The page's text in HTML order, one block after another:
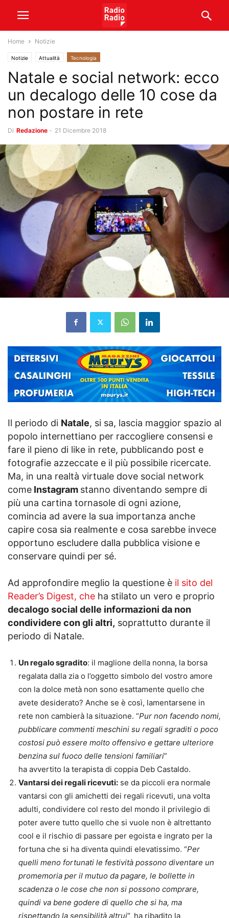
Home Notizie
Notizie Attualità Tecnologia
Natale e social network: ecco
un decalogo delle 10 cose da
non postare in rete
Di Redazione - 21 Dicembre 2018
Il periodo di Natale, si sa, lascia maggior spazio al
popolo internettiano per raccogliere consensi e
fare il pieno di like in rete, pubblicando post e
fotografie azzeccate e il più possibile ricercate.
Ma, in una realtà virtuale dove social network
come Instagram stanno diventando sempre di
più una cartina tornasole di ogni azione,
comincia ad avere la sua importanza anche
capire cosa sia realmente e cosa sarebbe invece
opportuno escludere dalla pubblica visione e
conservare quindi per sé.
Ad approfondire meglio la questione è il sito del
Reader’s Digest, che ha stilato un vero e proprio
decalogo social delle informazioni da non
condividere con gli altri, soprattutto durante il
periodo di Natale.
Un regalo sgradito: il maglione della nonna, la borsa
regalata dalla zia o l’oggetto simbolo del vostro amore
con la dolce metà non sono esattamente quello che
avete desiderato? Anche se è così, lamentarsene in
rete non cambierà la situazione. “Pur non facendo nomi,
pubblicare commenti meschini su regali sgraditi o poco
costosi può essere molto offensivo e gettare ulteriore
benzina sul fuoco delle tensioni familiari”
ha avvertito la terapista di coppia Deb Castaldo.
Vantarsi dei regali ricevuti: se da piccoli era normale
vantarsi con gli amichetti dei regali ricevuti, una volta
adulti, condividere col resto del mondo il privilegio di
poter avere tutto quello che si vuole non è altrettanto
cool e il rischio di passare per egoista e ingrato per la
fortuna che si ha diventa quindi elevatissimo. “Per
quelli meno fortunati le festività possono diventare un
promemoria per il mutuo da pagare, le bollette in
scadenza o le cose che non si possono comprare,
quindi va bene godere di quello che si ha, ma
rispettando la sensibilità altrui“, ha ribadito la